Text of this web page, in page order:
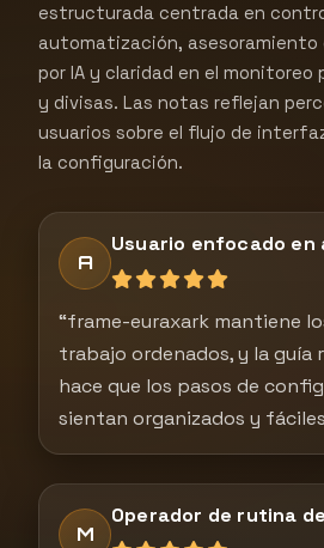
estructurada centrada en
automatización,
por IA y claridad en el monitoreo
y divisas. Las notas reflejan
usuarios sobre el flujo de
la configuración.
A
Usuario enfocado
“frame-euraxark mantiene
trabajo ordenados, y la guía
hace que los pasos de
sientan organizados y
M
Operador de rutina